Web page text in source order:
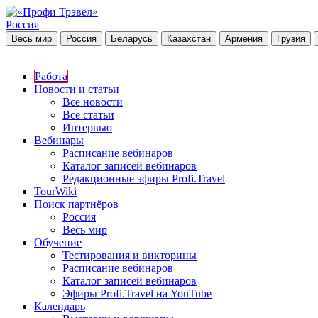
Россия
Весь мир Россия Беларусь Казахстан Армения Грузия
Работа
Новости и статьи
Все новости
Все статьи
Интервью
Вебинары
Расписание вебинаров
Каталог записей вебинаров
Редакционные эфиры Profi.Travel
TourWiki
Поиск партнёров
Россия
Весь мир
Обучение
Тестирования и викторины
Расписание вебинаров
Каталог записей вебинаров
Эфиры Profi.Travel на YouTube
Календарь